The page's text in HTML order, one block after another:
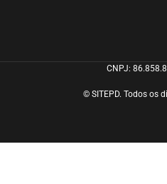
CNPJ:
© SITEPD. Todos os